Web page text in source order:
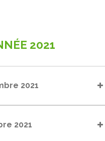
2021
2021
2021